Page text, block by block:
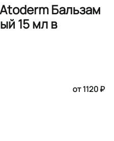
Бальзам
15 мл в
от 1120 ₽